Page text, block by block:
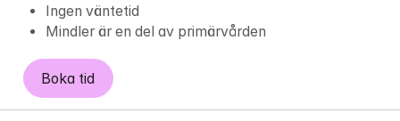
Ingen väntetid
Mindler är en del av primärvården
Boka tid